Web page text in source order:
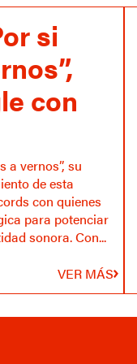
si
con
a vernos”, su
de esta
con quienes
para potenciar
sonora. Con...
VER MÁS